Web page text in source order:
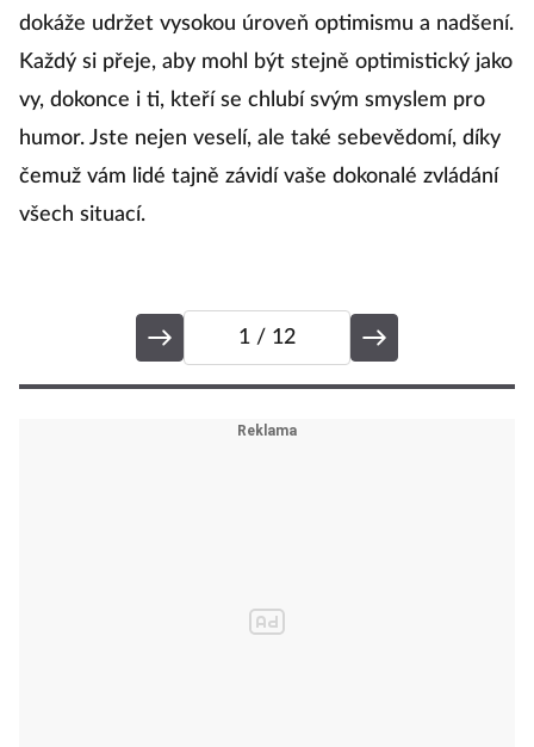
dokáže udržet vysokou úroveň optimismu a nadšení.
Každý si přeje, aby mohl být stejně optimistický jako
vy, dokonce i ti, kteří se chlubí svým smyslem pro
humor. Jste nejen veselí, ale také sebevědomí, díky
čemuž vám lidé tajně závidí vaše dokonalé zvládání
všech situací.
1 / 12